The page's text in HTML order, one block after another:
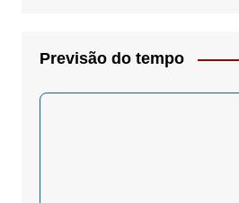
Previsão do tempo